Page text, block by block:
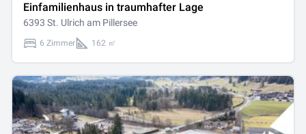
Einfamilienhaus in traumhafter Lage
6393 St. Ulrich am Pillersee
6 Zimmer 162 ㎡